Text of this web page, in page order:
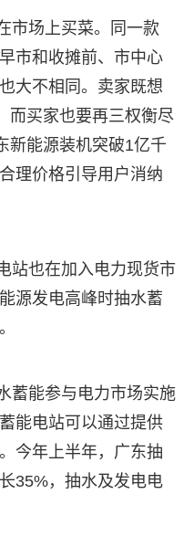
市场上买菜。同一款
市和收摊前、市中心
大不相同。卖家既想
而买家也要再三权衡尽
新能源装机突破1亿千
理价格引导用户消纳
站也在加入电力现货市
源发电高峰时抽水蓄
蓄能参与电力市场实施
能电站可以通过提供
今年上半年，广东抽
35%，抽水及发电电